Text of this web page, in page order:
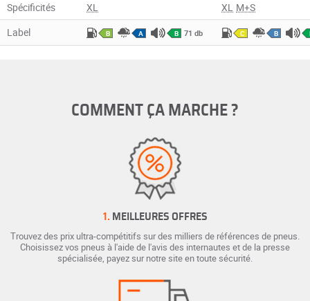
Spécificités XL XL M+S
Label
B A B 71 db C B
COMMENT ÇA MARCHE ?
1. MEILLEURES OFFRES
Trouvez des prix ultra-compétitifs sur des milliers de références de pneus.
Choisissez vos pneus à l'aide de l'avis des internautes et de la presse
spécialisée, payez sur notre site en toute sécurité.